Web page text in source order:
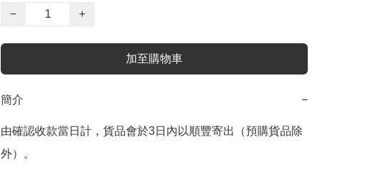
−
+
加至購物車
簡介 −
由確認收款當日計，貨品會於3日內以順豐寄出（預購貨品除
外）。